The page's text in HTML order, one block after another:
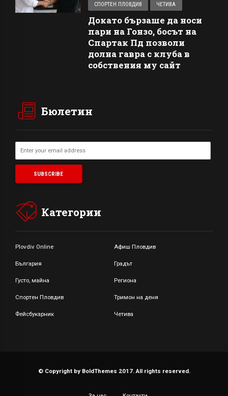
СПОРТЕН ПЛОВДИВ ЧЕТИВА
Докато бързаше да носи
пари на Гонзо, босът на
Спартак Пд позволи
долна гавра с клуба в
собствения му сайт
Бюлетин
Категории
Plovdiv Online Афиш Пловдив
България Градът
Густо, майна Региона
Спортен Пловдив Тримон на деня
Фейсбукарник Четива
© Copyright by BoldThemes 2017. All rights reserved.